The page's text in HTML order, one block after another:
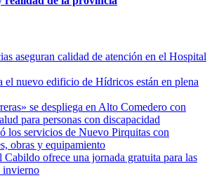
aseguran calidad de atención en el Hospital
el nuevo edificio de Hídricos están en plena
se despliega en Alto Comedero con
para personas con discapacidad
los servicios de Nuevo Pirquitas con
obras y equipamiento
Cabildo ofrece una jornada gratuita para las
invierno